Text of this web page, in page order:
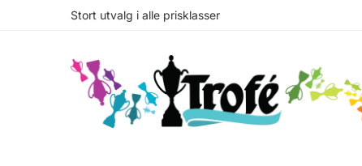
Stort utvalg i alle prisklasser